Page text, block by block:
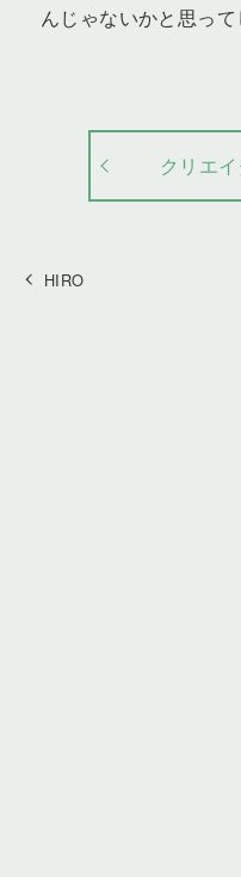
んじゃないかと思って
クリエ
HIRO